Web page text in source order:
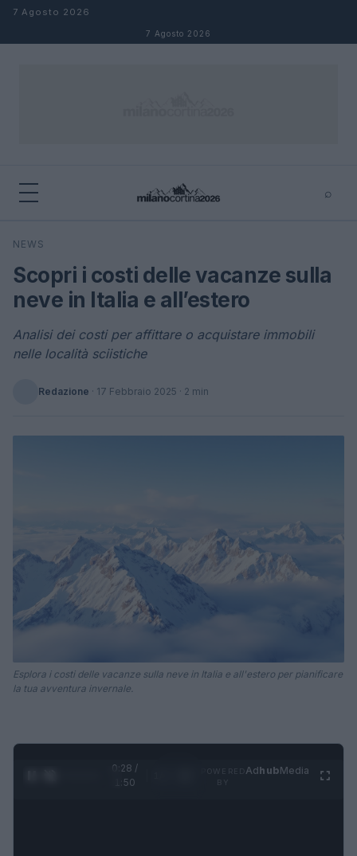
Salta al contenuto
7 Agosto 2026
7 Agosto 2026
⌕
Cerca
NEWS
Scopri i costi delle vacanze sulla
neve in Italia e all’estero
Analisi dei costi per affittare o acquistare immobili
nelle località sciistiche
Redazione · 17 Febbraio 2025 · 2 min
Esplora i costi delle vacanze sulla neve in Italia e all'estero per pianificare
la tua avventura invernale.
0:28 /
1:50
AdhubMedia